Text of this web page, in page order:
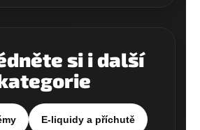
si i další
E-liquidy a příchutě